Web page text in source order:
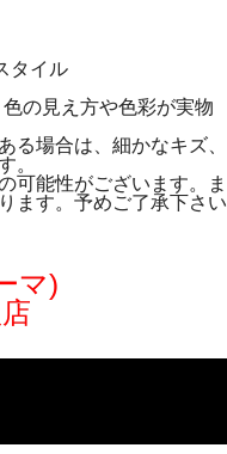
タイル
の見え方や色彩が実物
る場合は、細かなキズ、
。
可能性がございます。ま
ます。予めご了承下さい
マ)